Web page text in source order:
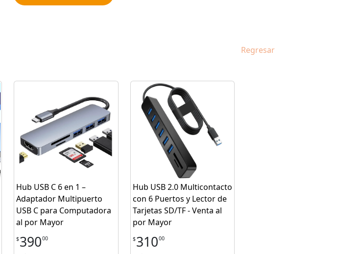
Regresar
Hub USB C 6 en 1 –
Adaptador Multipuerto
USB C para Computadora
al por Mayor
$39000
Hub USB 2.0 Multicontacto
con 6 Puertos y Lector de
Tarjetas SD/TF - Venta al
por Mayor
$31000